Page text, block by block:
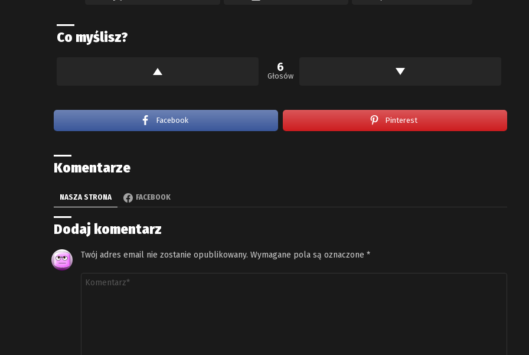
Co myślisz?
6
Głosów
Facebook Pinterest
Komentarze
NASZA STRONA FACEBOOK
Dodaj komentarz
Twój adres email nie zostanie opublikowany. Wymagane pola są oznaczone *
Komentarz